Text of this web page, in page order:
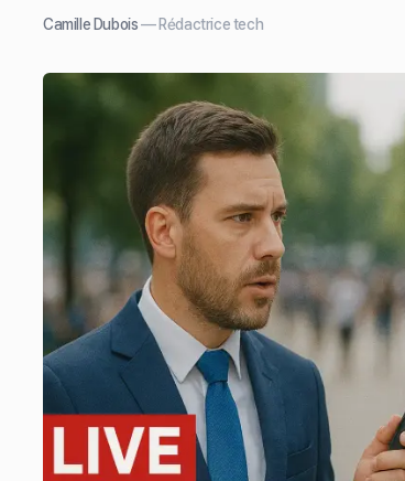
Camille Dubois— Rédactrice tech